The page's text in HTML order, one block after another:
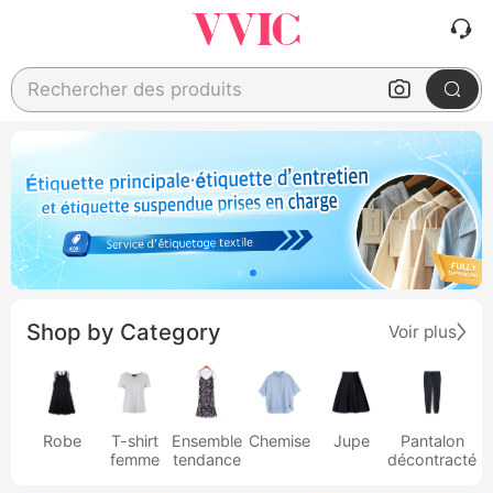
Rechercher des produits
Shop by Category Voir plus
Robe
T-shirt
femme
Ensemble
tendance
Chemise Jupe
Pantalon
décontracté